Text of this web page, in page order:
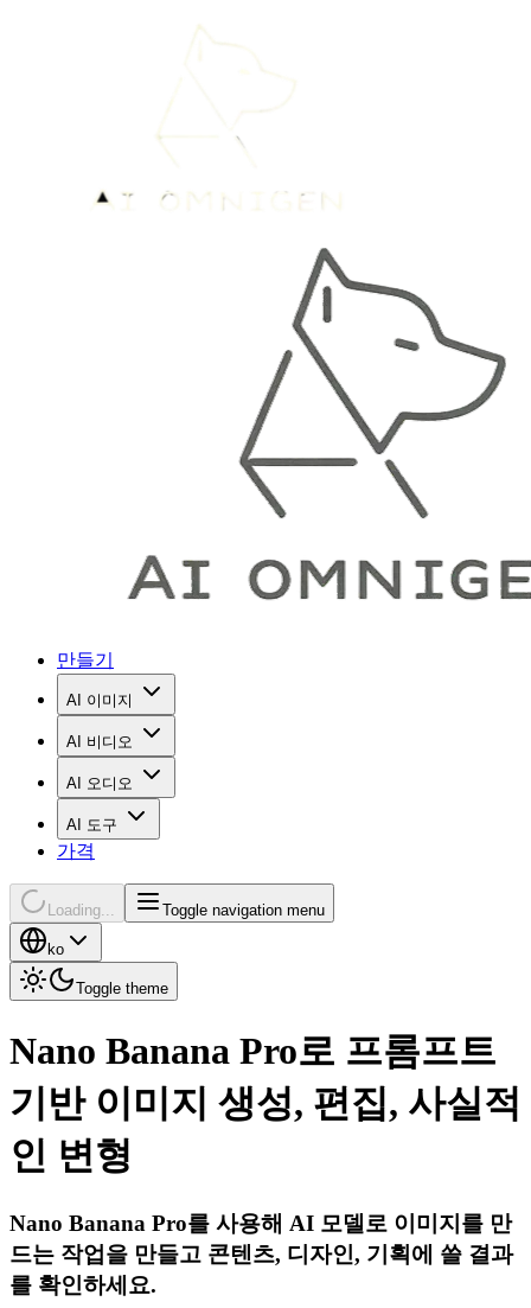
만들기
AI 이미지
AI 비디오
AI 오디오
AI 도구
가격
Loading... Toggle navigation menu
ko
Toggle theme
Nano Banana Pro로 프롬프트
기반 이미지 생성, 편집, 사실적
인 변형
Nano Banana Pro를 사용해 AI 모델로 이미지를 만
드는 작업을 만들고 콘텐츠, 디자인, 기획에 쓸 결과
를 확인하세요.